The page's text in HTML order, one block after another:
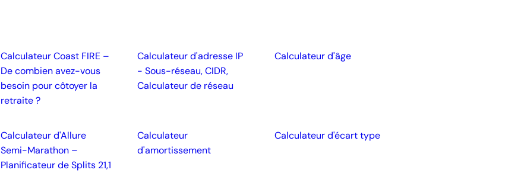
Calculateur Coast FIRE –
De combien avez-vous
besoin pour côtoyer la
retraite ?
Calculateur d'adresse IP
- Sous-réseau, CIDR,
Calculateur de réseau
Calculateur d'âge
Calculateur d'Allure
Semi-Marathon –
Planificateur de Splits 21,1
Calculateur
d'amortissement
Calculateur d'écart type